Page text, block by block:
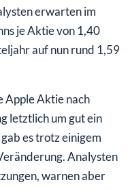
erwarten im
je Aktie von 1,40
auf nun rund 1,59
Apple Aktie nach
letztlich um gut ein
es trotz einigem
Analysten
warnen aber